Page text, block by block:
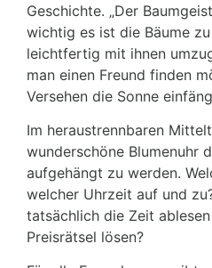
Geschichte. „Der
wichtig es ist die Bäume
leichtfertig mit ihnen
man einen Freund finden
Versehen die Sonne
Im heraustrennbaren
wunderschöne Blumenuhr
aufgehängt zu werden.
welcher Uhrzeit auf und
tatsächlich die Zeit
Preisrätsel lösen?